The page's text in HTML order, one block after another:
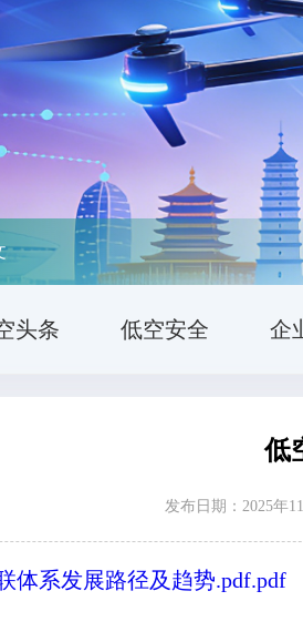
头条 低空安全 企
低
发布日期：2025年
体系发展路径及趋势.pdf.pdf